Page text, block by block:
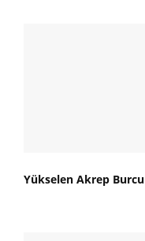
Yükselen Akrep